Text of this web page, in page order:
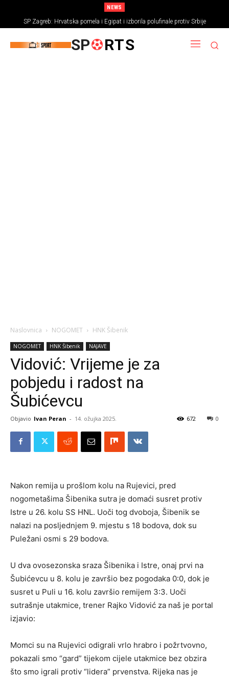
NEWS
SP Zagreb: Hrvatska pomela i Egipat i izborila polufinale protiv Srbije
SP RTS
Naslovnica NOGOMET HNK Šibenik
NOGOMET HNK Šibenik NAJAVE
Vidović: Vrijeme je za
pobjedu i radost na
Šubićevcu
Objavio Ivan Peran - 14. ožujka 2025. 0
672
Nakon remija u prošlom kolu na Rujevici, pred
nogometašima Šibenika sutra je domaći susret protiv
Istre u 26. kolu SS HNL. Uoči tog dvoboja, Šibenik se
nalazi na posljednjem 9. mjestu s 18 bodova, dok su
Puležani osmi s 29 bodova.
U dva ovosezonska sraza Šibenika i Istre, onaj prvi na
Šubićevcu u 8. kolu je završio bez pogodaka 0:0, dok je
susret u Puli u 16. kolu završio remijem 3:3. Uoči
sutrašnje utakmice, trener Rajko Vidović za naš je portal
izjavio:
Momci su na Rujevici odigrali vrlo hrabro i požrtvovno,
pokazali smo “gard” tijekom cijele utakmice bez obzira
što smo igrali protiv “lidera” prvenstva. Rijeka nas je